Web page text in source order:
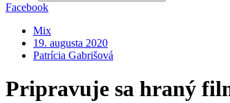
Facebook
Mix
19. augusta 2020
Patrícia Gabrišová
Pripravuje sa hraný